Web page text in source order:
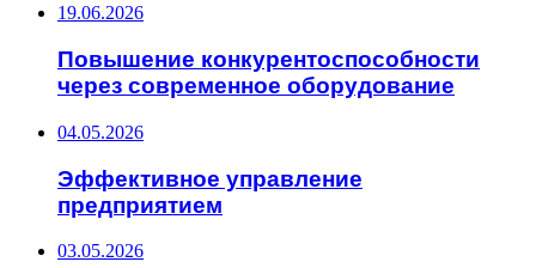
19.06.2026
Повышение конкурентоспособности
через современное оборудование
04.05.2026
Эффективное управление
предприятием
03.05.2026